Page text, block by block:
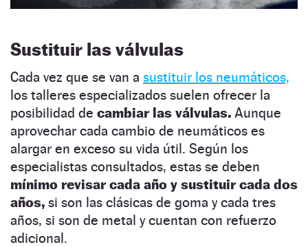
Sustituir las válvulas
Cada vez que se van a sustituir los neumáticos,
los talleres especializados suelen ofrecer la
posibilidad de cambiar las válvulas. Aunque
aprovechar cada cambio de neumáticos es
alargar en exceso su vida útil. Según los
especialistas consultados, estas se deben
mínimo revisar cada año y sustituir cada dos
años, si son las clásicas de goma y cada tres
años, si son de metal y cuentan con refuerzo
adicional.